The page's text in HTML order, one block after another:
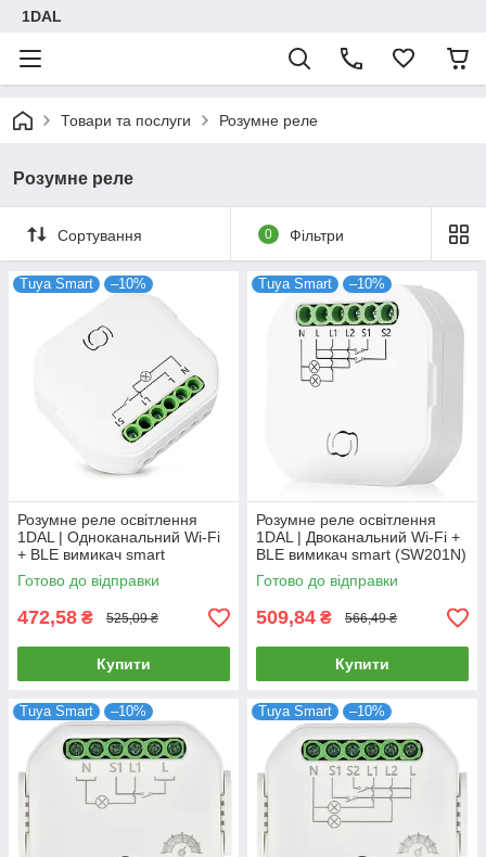
1DAL
Товари та послуги Розумне реле
Розумне реле
Сортування 0 Фільтри
Tuya Smart –10%
Розумне реле освітлення
1DAL | Одноканальний Wi-Fi
+ BLE вимикач smart
(SW101N)
Готово до відправки
472,58 ₴ 525,09 ₴
Купити
Tuya Smart –10%
Розумне реле освітлення
1DAL | Двоканальний Wi-Fi +
BLE вимикач smart (SW201N)
Готово до відправки
509,84 ₴ 566,49 ₴
Купити
Tuya Smart –10% Tuya Smart –10%